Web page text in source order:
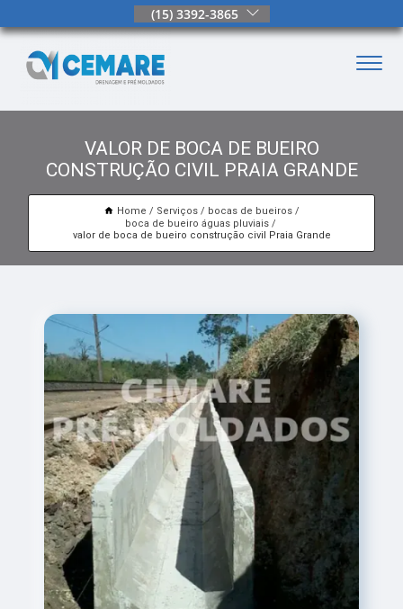
(15) 3392-3865
VALOR DE BOCA DE BUEIRO
CONSTRUÇÃO CIVIL PRAIA GRANDE
Home Serviços
bocas de bueiros
boca de bueiro águas pluviais
valor de boca de bueiro construção civil Praia Grande